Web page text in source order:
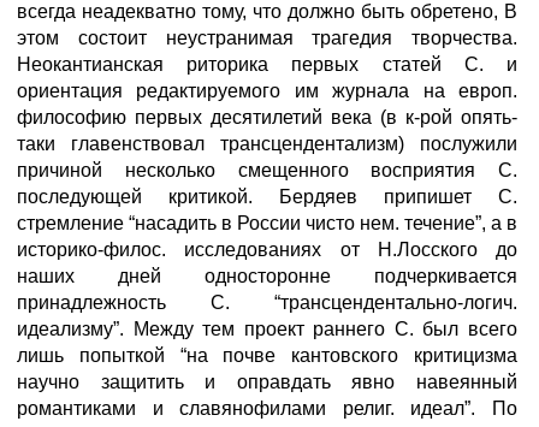
всегда неадекватно тому, что должно быть обретено, В
этом состоит неустранимая трагедия творчества.
Неокантианская риторика первых статей С. и
ориентация редактируемого им журнала на европ.
философию первых десятилетий века (в к-рой опять-
таки главенствовал трансцендентализм) послужили
причиной несколько смещенного восприятия С.
последующей критикой. Бердяев припишет С.
стремление “насадить в России чисто нем. течение”, а в
историко-филос. исследованиях от Н.Лосского до
наших дней односторонне подчеркивается
принадлежность С. “трансцендентально-логич.
идеализму”. Между тем проект раннего С. был всего
лишь попыткой “на почве кантовского критицизма
научно защитить и оправдать явно навеянный
романтиками и славянофилами религ. идеал”. По